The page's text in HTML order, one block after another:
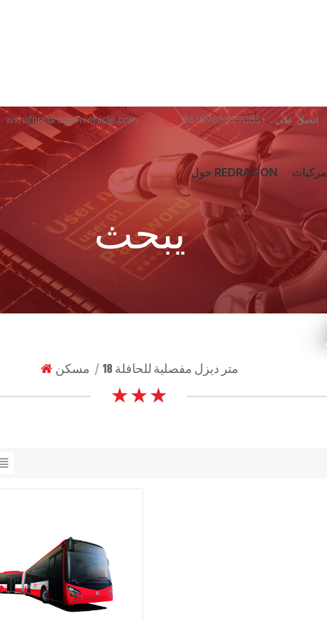
ارسل لنا عبر البريد الإلكتروني : wxhl@redragonvehicle.com اتصل على : +8618965859083
حول REDRAGON مركبات
يبحث
مسكن | 18 متر ديزل مفصلية للحافلة
★ ★ ★